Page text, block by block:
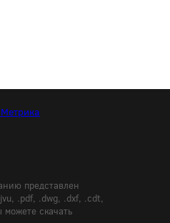
представлен
.pdf, .dwg, .dxf, .cdt,
скачать